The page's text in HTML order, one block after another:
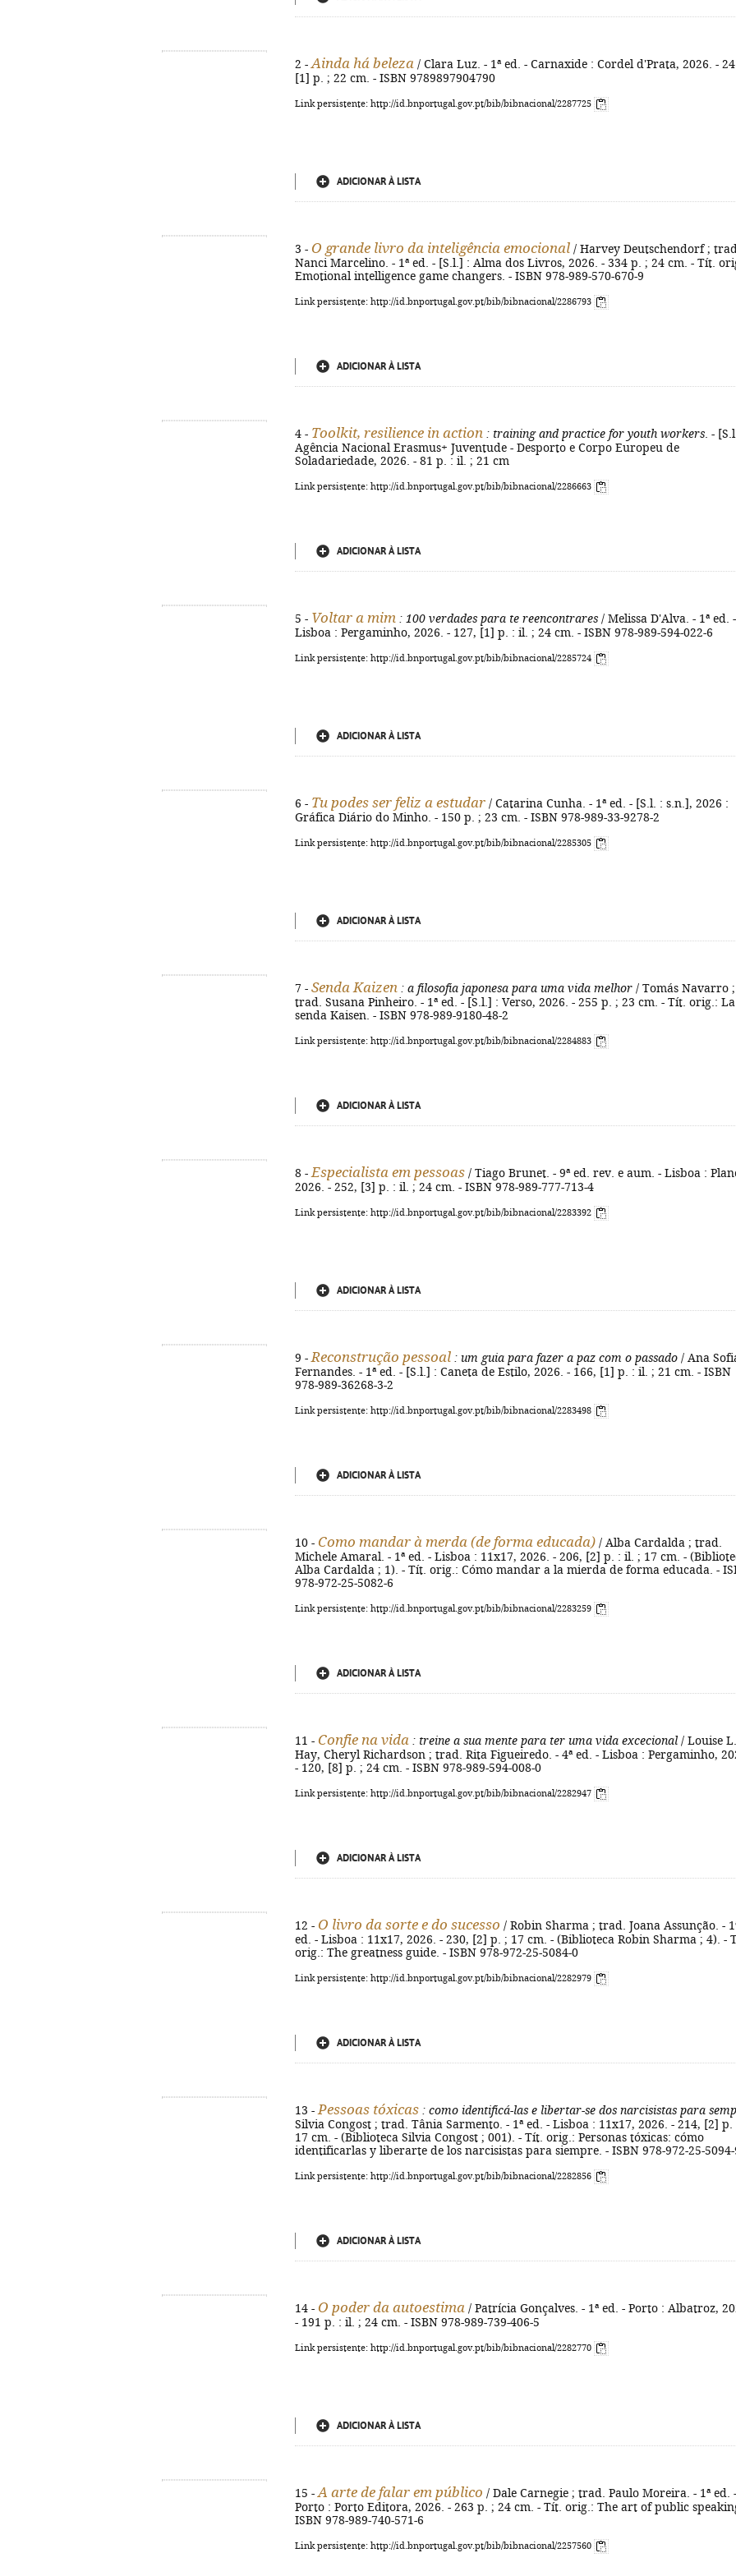
2 - Ainda há beleza / Clara Luz. - 1ª ed. - Carnaxide : Cordel d'Prata, 2026. -
[1] p. ; 22 cm. - ISBN 9789897904790
Link persistente: http://id.bnportugal.gov.pt/bib/bibnacional/2287725
ADICIONAR À LISTA
3 - O grande livro da inteligência emocional / Harvey Deutschendorf ; trad.
Nanci Marcelino. - 1ª ed. - [S.l.] : Alma dos Livros, 2026. - 334 p. ; 24 cm. - Tít.
Emotional intelligence game changers. - ISBN 978-989-570-670-9
Link persistente: http://id.bnportugal.gov.pt/bib/bibnacional/2286793
ADICIONAR À LISTA
4 - Toolkit, resilience in action : training and practice for youth workers . -
Agência Nacional Erasmus+ Juventude - Desporto e Corpo Europeu de
Soladariedade, 2026. - 81 p. : il. ; 21 cm
Link persistente: http://id.bnportugal.gov.pt/bib/bibnacional/2286663
ADICIONAR À LISTA
5 - Voltar a mim : 100 verdades para te reencontrares / Melissa D'Alva. - 1ª ed. -
Lisboa : Pergaminho, 2026. - 127, [1] p. : il. ; 24 cm. - ISBN 978-989-594-022-6
Link persistente: http://id.bnportugal.gov.pt/bib/bibnacional/2285724
ADICIONAR À LISTA
6 - Tu podes ser feliz a estudar / Catarina Cunha. - 1ª ed. - [S.l. : s.n.], 2026 :
Gráfica Diário do Minho. - 150 p. ; 23 cm. - ISBN 978-989-33-9278-2
Link persistente: http://id.bnportugal.gov.pt/bib/bibnacional/2285305
ADICIONAR À LISTA
7 - Senda Kaizen : a filosofia japonesa para uma vida melhor / Tomás Navarro ;
trad. Susana Pinheiro. - 1ª ed. - [S.l.] : Verso, 2026. - 255 p. ; 23 cm. - Tít. orig.: La
senda Kaisen. - ISBN 978-989-9180-48-2
Link persistente: http://id.bnportugal.gov.pt/bib/bibnacional/2284883
ADICIONAR À LISTA
8 - Especialista em pessoas / Tiago Brunet. - 9ª ed. rev. e aum. - Lisboa :
2026. - 252, [3] p. : il. ; 24 cm. - ISBN 978-989-777-713-4
Link persistente: http://id.bnportugal.gov.pt/bib/bibnacional/2283392
ADICIONAR À LISTA
9 - Reconstrução pessoal : um guia para fazer a paz com o passado / Ana
Fernandes. - 1ª ed. - [S.l.] : Caneta de Estilo, 2026. - 166, [1] p. : il. ; 21 cm. - ISBN
978-989-36268-3-2
Link persistente: http://id.bnportugal.gov.pt/bib/bibnacional/2283498
ADICIONAR À LISTA
10 - Como mandar à merda (de forma educada) / Alba Cardalda ; trad.
Michele Amaral. - 1ª ed. - Lisboa : 11x17, 2026. - 206, [2] p. : il. ; 17 cm. -
Alba Cardalda ; 1). - Tít. orig.: Cómo mandar a la mierda de forma educada. -
978-972-25-5082-6
Link persistente: http://id.bnportugal.gov.pt/bib/bibnacional/2283259
ADICIONAR À LISTA
11 - Confie na vida : treine a sua mente para ter uma vida excecional / Louise L.
Hay, Cheryl Richardson ; trad. Rita Figueiredo. - 4ª ed. - Lisboa : Pergaminho,
- 120, [8] p. ; 24 cm. - ISBN 978-989-594-008-0
Link persistente: http://id.bnportugal.gov.pt/bib/bibnacional/2282947
ADICIONAR À LISTA
12 - O livro da sorte e do sucesso / Robin Sharma ; trad. Joana Assunção. -
ed. - Lisboa : 11x17, 2026. - 230, [2] p. ; 17 cm. - (Biblioteca Robin Sharma ; 4). -
orig.: The greatness guide. - ISBN 978-972-25-5084-0
Link persistente: http://id.bnportugal.gov.pt/bib/bibnacional/2282979
ADICIONAR À LISTA
13 - Pessoas tóxicas : como identificá-las e libertar-se dos narcisistas para
Silvia Congost ; trad. Tânia Sarmento. - 1ª ed. - Lisboa : 11x17, 2026. - 214, [2] p.
17 cm. - (Biblioteca Silvia Congost ; 001). - Tít. orig.: Personas tóxicas: cómo
identificarlas y liberarte de los narcisistas para siempre. - ISBN 978-972-25-5094-
Link persistente: http://id.bnportugal.gov.pt/bib/bibnacional/2282856
ADICIONAR À LISTA
14 - O poder da autoestima / Patrícia Gonçalves. - 1ª ed. - Porto : Albatroz,
- 191 p. : il. ; 24 cm. - ISBN 978-989-739-406-5
Link persistente: http://id.bnportugal.gov.pt/bib/bibnacional/2282770
ADICIONAR À LISTA
15 - A arte de falar em público / Dale Carnegie ; trad. Paulo Moreira. - 1ª ed. -
Porto : Porto Editora, 2026. - 263 p. ; 24 cm. - Tít. orig.: The art of public
ISBN 978-989-740-571-6
Link persistente: http://id.bnportugal.gov.pt/bib/bibnacional/2257560